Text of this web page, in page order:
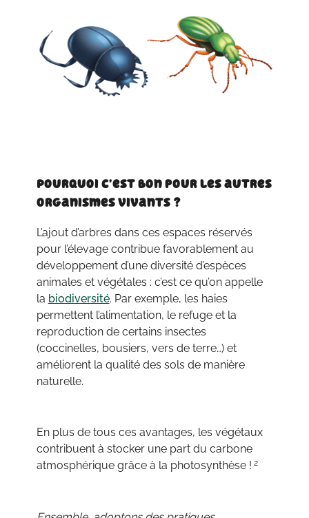
Pourquoi c’est bon pour les autres
organismes vivants ?
L’ajout d’arbres dans ces espaces réservés
pour l’élevage contribue favorablement au
développement d’une diversité d’espèces
animales et végétales : c’est ce qu’on appelle
la biodiversité. Par exemple, les haies
permettent l’alimentation, le refuge et la
reproduction de certains insectes
(coccinelles, bousiers, vers de terre…) et
améliorent la qualité des sols de manière
naturelle.
En plus de tous ces avantages, les végétaux
contribuent à stocker une part du carbone
atmosphérique grâce à la photosynthèse ! 2